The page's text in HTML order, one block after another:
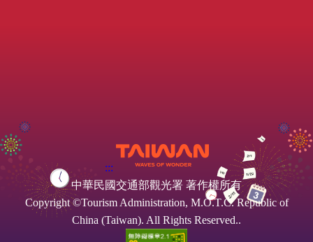
:::
中華民國交通部觀光署 著作權所有
Copyright ©Tourism Administration, M.O.T.C. Republic of
China (Taiwan). All Rights Reserved..